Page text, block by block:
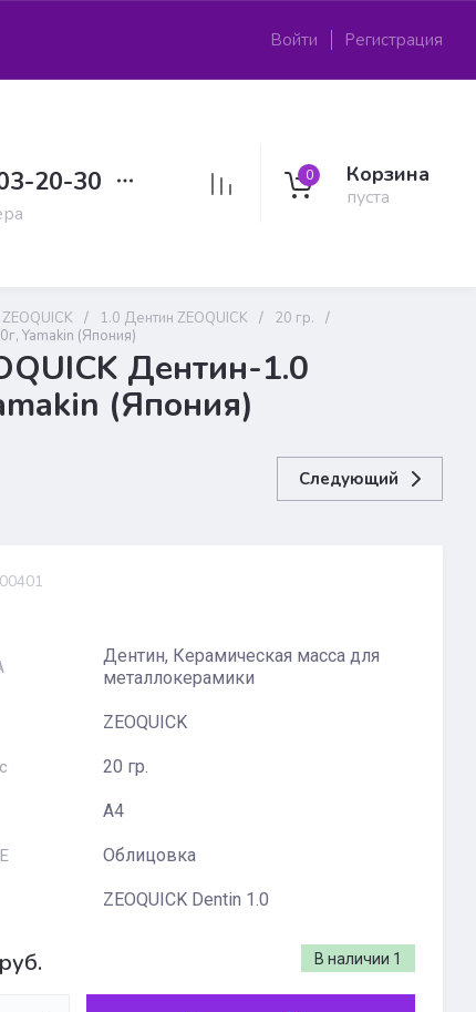
Войти Регистрация
20-30 0 Корзина
пуста
/ 1.0 Дентин ZEOQUICK / 20 гр.
/
Yamakin (Япония)
Дентин-1.0
(Япония)
Следующий
Дентин, Керамическая масса для
металлокерамики
ZEOQUICK
20 гр.
A4
Облицовка
ZEOQUICK Dentin 1.0
В наличии 1
руб.